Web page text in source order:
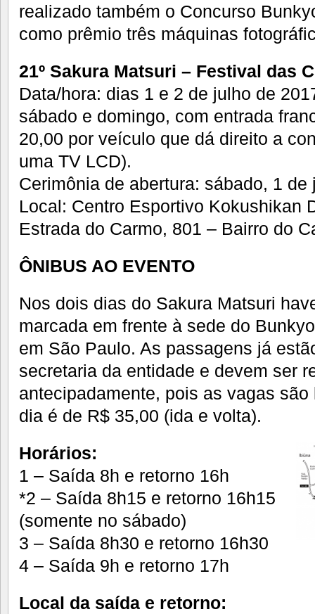
realizado também o Concurso
como prêmio três máquinas
21º Sakura Matsuri – Festival das
Data/hora: dias 1 e 2 de julho de
sábado e domingo, com entrada
20,00 por veículo que dá direito a
uma TV LCD).
Cerimônia de abertura: sábado, 1 de
Local: Centro Esportivo Kokushikan
Estrada do Carmo, 801 – Bairro do
ÔNIBUS AO EVENTO
Nos dois dias do Sakura Matsuri
marcada em frente à sede do
em São Paulo. As passagens já
secretaria da entidade e devem ser
antecipadamente, pois as vagas
dia é de R$ 35,00 (ida e volta).
Horários:
1 – Saída 8h e retorno 16h
*2 – Saída 8h15 e retorno 16h15
(somente no sábado)
3 – Saída 8h30 e retorno 16h30
4 – Saída 9h e retorno 17h
Local da saída e retorno: